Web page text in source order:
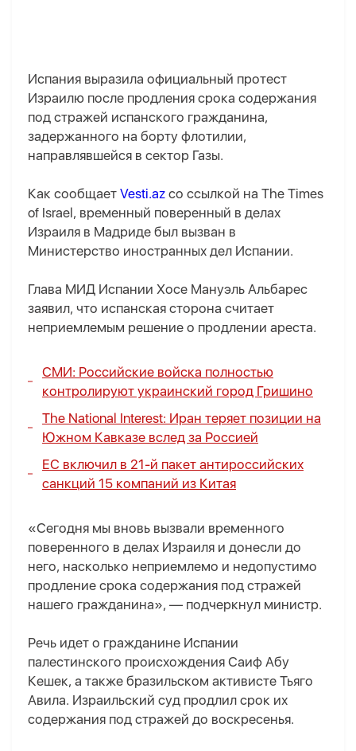
Испания выразила официальный протест
Израилю после продления срока содержания
под стражей испанского гражданина,
задержанного на борту флотилии,
направлявшейся в сектор Газы.
Как сообщает Vesti.az со ссылкой на The Times
of Israel, временный поверенный в делах
Израиля в Мадриде был вызван в
Министерство иностранных дел Испании.
Глава МИД Испании Хосе Мануэль Альбарес
заявил, что испанская сторона считает
неприемлемым решение о продлении ареста.
СМИ: Российские войска полностью
контролируют украинский город Гришино
The National Interest: Иран теряет позиции на
Южном Кавказе вслед за Россией
ЕС включил в 21-й пакет антироссийских
санкций 15 компаний из Китая
«Сегодня мы вновь вызвали временного
поверенного в делах Израиля и донесли до
него, насколько неприемлемо и недопустимо
продление срока содержания под стражей
нашего гражданина», — подчеркнул министр.
Речь идет о гражданине Испании
палестинского происхождения Саиф Абу
Кешек, а также бразильском активисте Тьяго
Авила. Израильский суд продлил срок их
содержания под стражей до воскресенья.